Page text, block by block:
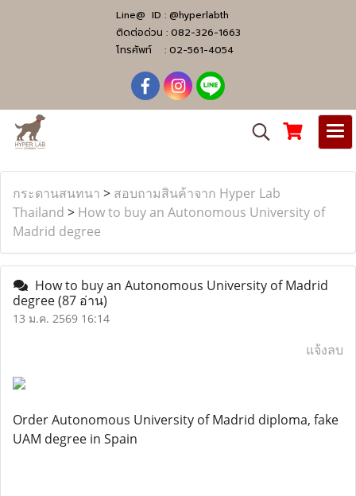
Line@ ID : @hyperlabth
ติดต่อด่วน : 082-326-1663
โทรศัพท์ : 02-561-4054
กระดานสนทนา > สอบถามสินค้าจาก Hyper Lab
Thailand > How to buy an Autonomous University of
Madrid degree
How to buy an Autonomous University of Madrid
degree(87 อ่าน)
13 ม.ค. 2569 16:14
แจ้งลบ
Order Autonomous University of Madrid diploma, fake
UAM degree in Spain